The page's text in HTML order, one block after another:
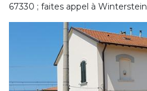
67330 ; faites appel à